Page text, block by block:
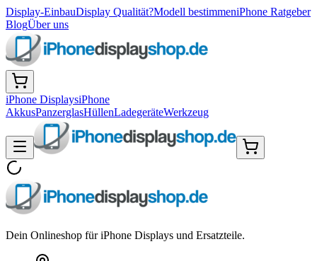
Display-EinbauDisplay Qualität?Modell bestimmeniPhone Ratgeber
BlogÜber uns
iPhone DisplaysiPhone
AkkusPanzerglasHüllenLadegeräteWerkzeug
Dein Onlineshop für iPhone Displays und Ersatzteile.